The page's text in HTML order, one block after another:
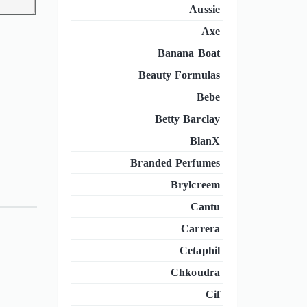
Aussie
Axe
Banana Boat
Beauty Formulas
Bebe
Betty Barclay
BlanX
Branded Perfumes
Brylcreem
Cantu
Carrera
Cetaphil
Chkoudra
Cif